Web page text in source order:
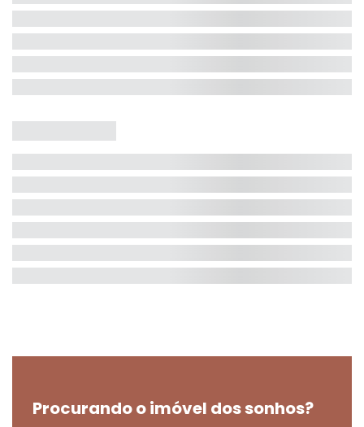
Procurando o imóvel dos sonhos?